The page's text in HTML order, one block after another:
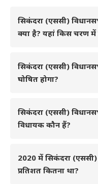
सिकंदरा (एससी)
क्या है? यहां किस चरण में
सिकंदरा (एससी)
घोषित होगा?
सिकंदरा (एससी)
विधायक कौन हैं?
2020 में सिकंदरा
प्रतिशत कितना था?